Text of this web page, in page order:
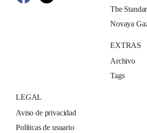
The
Novaya
EXTRAS
Archivo
Tags
LEGAL
Aviso de privacidad
Políticas de usuario